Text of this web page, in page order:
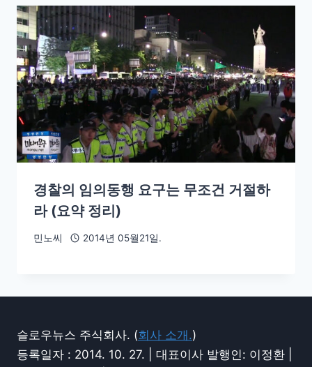
경찰의 임의동행 요구는 무조건 거절하
라 (요약 정리)
민노씨 2014년 05월21일.
슬로우뉴스 주식회사. (회사 소개.)
등록일자 : 2014. 10. 27. | 대표이사 발행인: 이정환 |